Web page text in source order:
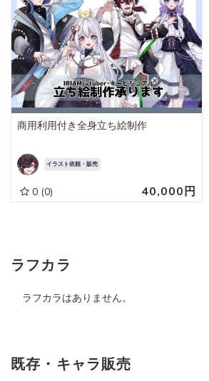
商用利用付き全身立ち絵制作
イラスト依頼・販売
0 (0) 40,000円
ラフカラ
ラフカラはありません。
既存・キャラ販売